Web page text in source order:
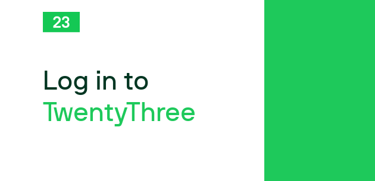
Log in to
TwentyThree